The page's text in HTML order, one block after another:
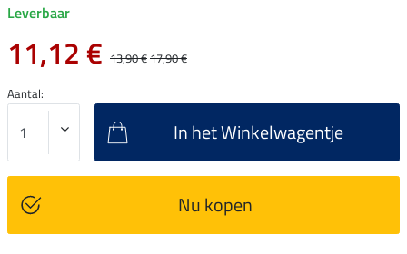
Leverbaar
11,12 € 13,90 €17,90 €
Aantal:
In het Winkelwagentje
Nu kopen